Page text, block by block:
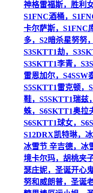
神格雷福斯，胜利
S1FNC酒桶，
卡尔萨斯，S1FNC
多，S2暗杀星努努
S3SKTT1劫，
S3SKTT1李青，
雷恩加尔，S4SSW
S5SKTT1雷克顿，
鞋，S5SKTT1瑞兹
蛛，S6SKTT1奥拉
S6SKTT1球女，
S12DRX凯特琳，
冰雪节 辛吉德，冰
境卡尔玛，胡桃夹
瑟庄妮，圣诞开心
努和威朗普，圣诞